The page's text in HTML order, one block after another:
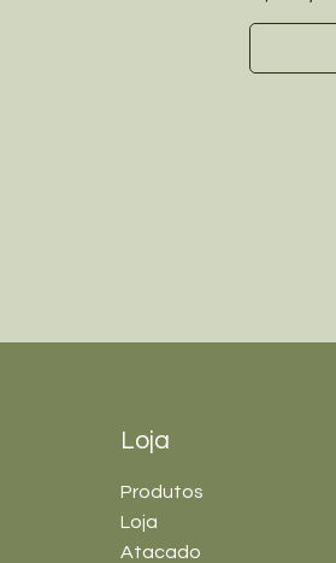
Loja
Produtos
Loja
Atacado